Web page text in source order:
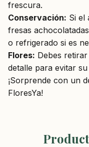
frescura.
Conservación: Si el
fresas
o refrigerado si es
Flores: Debes
detalle para evitar
¡Sorprende con un
FloresYa!